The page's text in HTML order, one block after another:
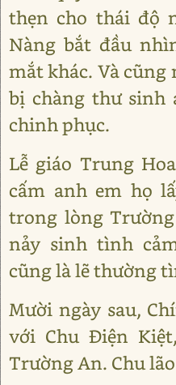
thẹn cho thái độ
Nàng bắt đầu
mắt khác. Và cũng
bị chàng thư sinh
chinh phục.
Lễ giáo Trung
cấm anh em họ
trong lòng
nảy sinh tình
cũng là lẽ thường
Mười ngày sau,
với Chu Điện
Trường An. Chu